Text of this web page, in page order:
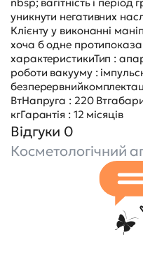
уникнути негативних
Клієнту у виконанні
хоча б одне
характеристикиТип :
роботи вакууму :
ВтНапруга : 220
кгГарантія : 12 місяців
Відгуки 0
Косметологічний